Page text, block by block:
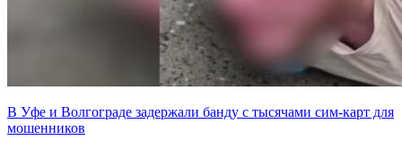
В Уфе и Волгограде задержали банду с тысячами сим-карт для
мошенников